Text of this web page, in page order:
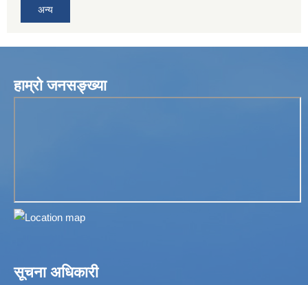
अन्य
हाम्रो जनसङ्ख्या
सूचना अधिकारी